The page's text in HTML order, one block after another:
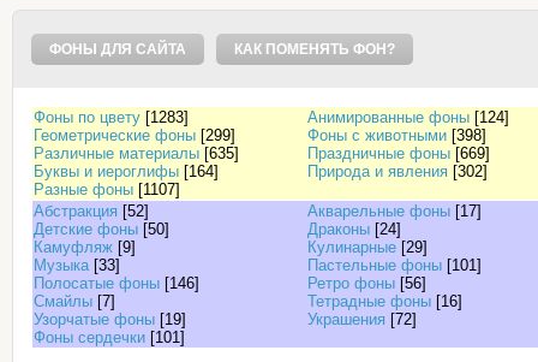
ФОНЫ ДЛЯ САЙТА КАК ПОМЕНЯТЬ ФОН?
Фоны по цвету [1283] Анимированные фоны [124]
Геометрические фоны [299] Фоны с животными [398]
Различные материалы [635] Праздничные фоны [669]
Буквы и иероглифы [164] Природа и явления [302]
Разные фоны [1107]
Абстракция [52] Акварельные фоны [17]
Детские фоны [50] Драконы [24]
Камуфляж [9] Кулинарные [29]
Музыка [33] Пастельные фоны [101]
Полосатые фоны [146] Ретро фоны [56]
Смайлы [7] Тетрадные фоны [16]
Узорчатые фоны [19] Украшения [72]
Фоны сердечки [101]